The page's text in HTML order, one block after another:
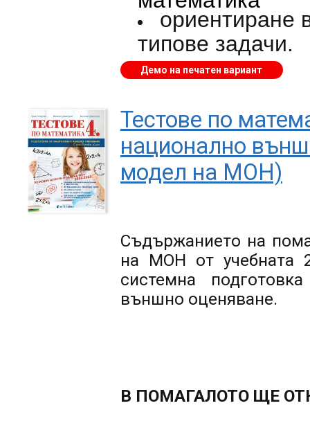
ориентиране
типове задачи.
Демо на печатен вариант
Тестове по
национално
модел на МОН)
Съдържанието на
на МОН от учебната
системна
външно оценяване.
В ПОМАГАЛОТО ЩЕ